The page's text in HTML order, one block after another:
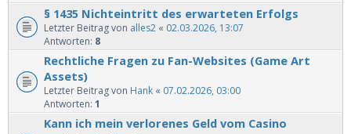
§ 1435 Nichteintritt des erwarteten Erfolgs
Letzter Beitrag von alles2 « 02.03.2026, 13:07
Antworten: 8
Rechtliche Fragen zu Fan-Websites (Game Art
Assets)
Letzter Beitrag von Hank « 07.02.2026, 03:00
Antworten: 1
Kann ich mein verlorenes Geld vom Casino